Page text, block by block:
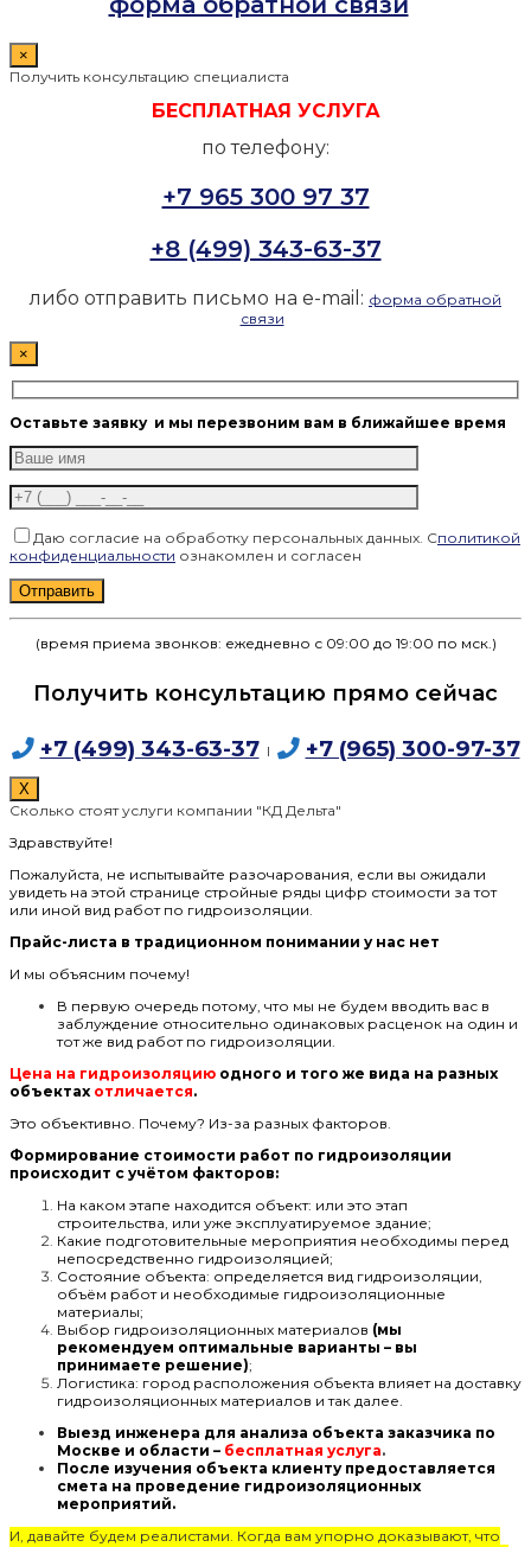
×
Получить консультацию специалиста
БЕСПЛАТНАЯ УСЛУГА
по телефону:
+7 965 300 97 37
+8 (499) 343-63-37
либо отправить письмо на e-mail: форма обратной
связи
×
Оставьте заявку и мы перезвоним вам в ближайшее время
Даю согласие на обработку персональных данных. Сполитикой
конфиденциальности ознакомлен и согласен
Оставьте это поле пустым.
(время приема звонков: ежедневно с 09:00 до 19:00 по мск.)
Получить консультацию прямо сейчас
+7 (499) 343-63-37 I +7 (965) 300-97-37
X
Сколько стоят услуги компании "КД Дельта"
Здравствуйте!
Пожалуйста, не испытывайте разочарования, если вы ожидали
увидеть на этой странице стройные ряды цифр стоимости за тот
или иной вид работ по гидроизоляции.
Прайс-листа в традиционном понимании у нас нет
И мы объясним почему!
В первую очередь потому, что мы не будем вводить вас в
заблуждение относительно одинаковых расценок на один и
тот же вид работ по гидроизоляции.
Цена на гидроизоляцию одного и того же вида на разных
объектах отличается.
Это объективно. Почему? Из-за разных факторов.
Формирование стоимости работ по гидроизоляции
происходит с учётом факторов:
На каком этапе находится объект: или это этап
строительства, или уже эксплуатируемое здание;
Какие подготовительные мероприятия необходимы перед
непосредственно гидроизоляцией;
Состояние объекта: определяется вид гидроизоляции,
объём работ и необходимые гидроизоляционные
материалы;
Выбор гидроизоляционных материалов (мы
рекомендуем оптимальные варианты – вы
принимаете решение);
Логистика: город расположения объекта влияет на доставку
гидроизоляционных материалов и так далее.
Выезд инженера для анализа объекта заказчика по
Москве и области – бесплатная услуга.
После изучения объекта клиенту предоставляется
смета на проведение гидроизоляционных
мероприятий.
И, давайте будем реалистами. Когда вам упорно доказывают, что